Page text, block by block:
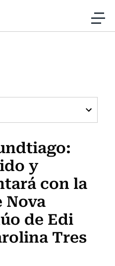
al contenido
Usach
y
con la
Nova
de Edi
Tres